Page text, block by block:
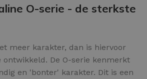
O-serie - de sterkste
meer karakter, dan is hiervoor
ontwikkeld. De O-serie kenmerkt
en 'bonter' karakter. Dit is een